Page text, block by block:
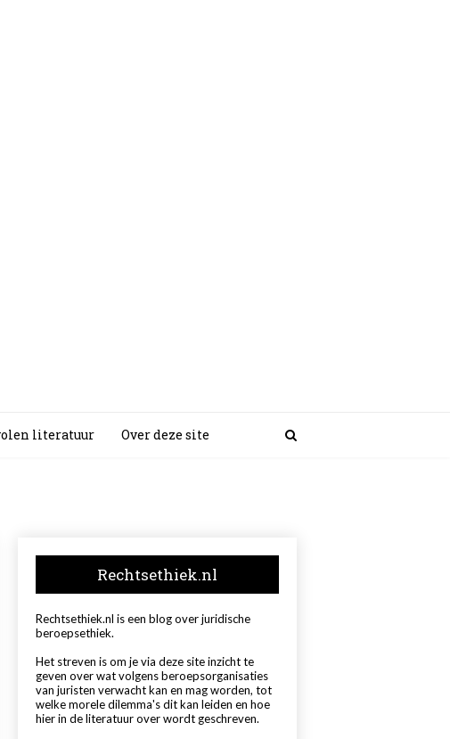
literatuur Over deze site
Rechtsethiek.nl
Rechtsethiek.nl is een blog over juridische
beroepsethiek.
Het streven is om je via deze site inzicht te
geven over wat volgens beroepsorganisaties
van juristen verwacht kan en mag worden, tot
welke morele dilemma's dit kan leiden en hoe
hier in de literatuur over wordt geschreven.